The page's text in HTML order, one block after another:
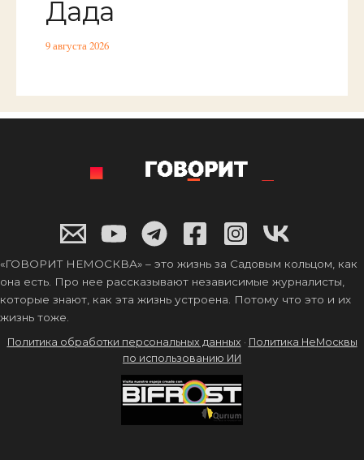
Дада
9 августа 2026
«ГОВОРИТ НЕМОСКВА» – это жизнь за Садовым кольцом, как
она есть. Про нее рассказывают независимые журналисты,
которые знают, как эта жизнь устроена. Потому что это и их
жизнь тоже.
Политика обработки персональных данных · Политика НеМосквы
по использованию ИИ